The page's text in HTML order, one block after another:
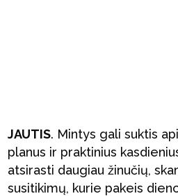
JAUTIS. Mintys gali suktis
planus ir praktinius
atsirasti daugiau žinučių,
susitikimų, kurie pakeis